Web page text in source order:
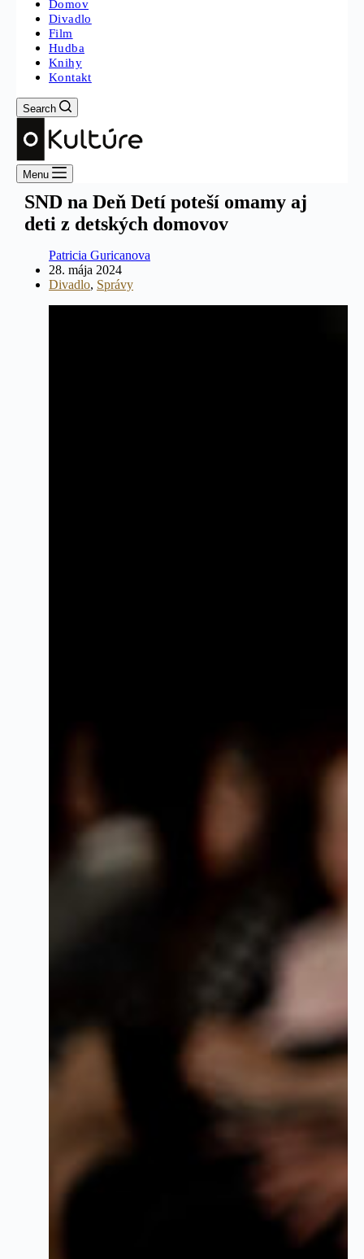
Domov
Divadlo
Film
Hudba
Knihy
Kontakt
Search
Menu
SND na Deň Detí poteší omamy aj
deti z detských domovov
Patricia Guricanova
28. mája 2024
Divadlo, Správy